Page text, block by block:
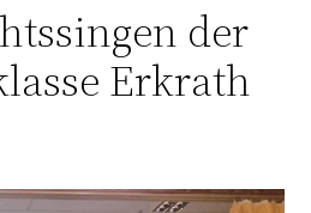
der
Erkrath